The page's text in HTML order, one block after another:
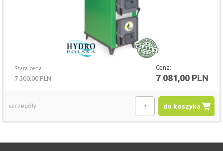
Stara cena
7 300,00 PLN
Cena:
7 081,00 PLN
do koszyka
szczegóły